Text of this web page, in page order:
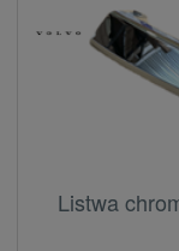
Listwa